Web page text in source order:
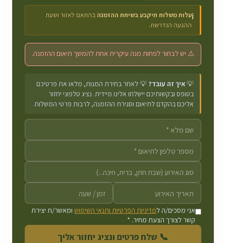
ℹ️עלות משלוח תיקבע בשיחת ההזמנה בהתאם לאזור ושעת
ההגעה הנדרשת.
⚠️ יש לבחור לפחות מנה עיקרית אחת להמשך תיאום ההזמנה.
💡איך זה עובד? 💡 לאחר בחירת המנות, מלאו את פרטיכם
בטופס ובקשותיכם יישלחו אלינו מיידית. נציג טלפוני יחזור
אליכם בהקדם לתיאום וסגירת ההזמנה, לרבות פרטי המשלוח.
אני מסכים/ה למדיניות הפרטיות ותנאי השימושומאשר/ת יצירת
קשר לצורך הצעת מחיר. *
📞 שלח פרטים ונציג יחזור אליך